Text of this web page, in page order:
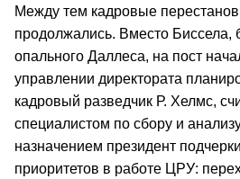
Между тем кадровые
продолжались. Вместо Биссела,
опального Даллеса, на пост
управлении директората
кадровый разведчик Р. Хелмс,
специалистом по сбору и
назначением президент
приоритетов в работе ЦРУ: